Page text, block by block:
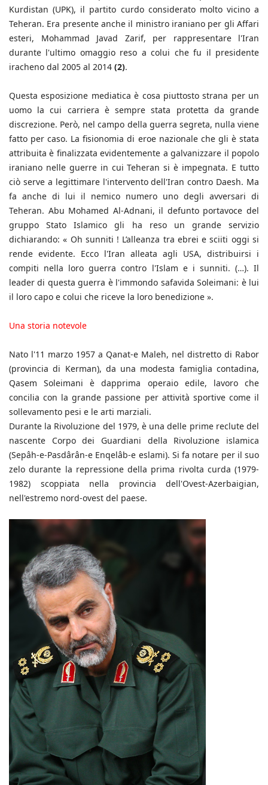
Kurdistan (UPK), il partito curdo considerato molto vicino a
Teheran. Era presente anche il ministro iraniano per gli Affari
esteri, Mohammad Javad Zarif, per rappresentare l'Iran
durante l'ultimo omaggio reso a colui che fu il presidente
iracheno dal 2005 al 2014 (2).
Questa esposizione mediatica è cosa piuttosto strana per un
uomo la cui carriera è sempre stata protetta da grande
discrezione. Però, nel campo della guerra segreta, nulla viene
fatto per caso. La fisionomia di eroe nazionale che gli è stata
attribuita è finalizzata evidentemente a galvanizzare il popolo
iraniano nelle guerre in cui Teheran si è impegnata. E tutto
ciò serve a legittimare l'intervento dell'Iran contro Daesh. Ma
fa anche di lui il nemico numero uno degli avversari di
Teheran. Abu Mohamed Al-Adnani, il defunto portavoce del
gruppo Stato Islamico gli ha reso un grande servizio
dichiarando: « Oh sunniti ! L’alleanza tra ebrei e sciiti oggi si
rende evidente. Ecco l'Iran alleata agli USA, distribuirsi i
compiti nella loro guerra contro l'Islam e i sunniti. (…). Il
leader di questa guerra è l'immondo safavida Soleimani: è lui
il loro capo e colui che riceve la loro benedizione ».
Una storia notevole
Nato l'11 marzo 1957 a Qanat-e Maleh, nel distretto di Rabor
(provincia di Kerman), da una modesta famiglia contadina,
Qasem Soleimani è dapprima operaio edile, lavoro che
concilia con la grande passione per attività sportive come il
sollevamento pesi e le arti marziali.
Durante la Rivoluzione del 1979, è una delle prime reclute del
nascente Corpo dei Guardiani della Rivoluzione islamica
(Sepâh-e-Pasdârân-e Enqelâb-e eslami). Si fa notare per il suo
zelo durante la repressione della prima rivolta curda (1979-
1982) scoppiata nella provincia dell'Ovest-Azerbaigian,
nell'estremo nord-ovest del paese.